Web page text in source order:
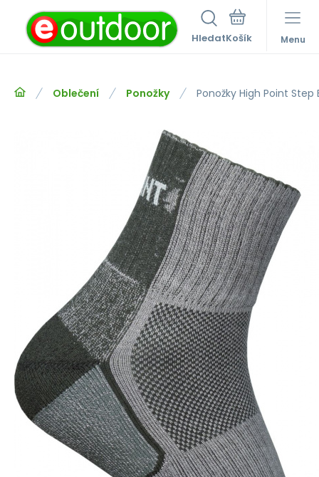
Hledat Menu
Oblečení Ponožky Ponožky High Point Step